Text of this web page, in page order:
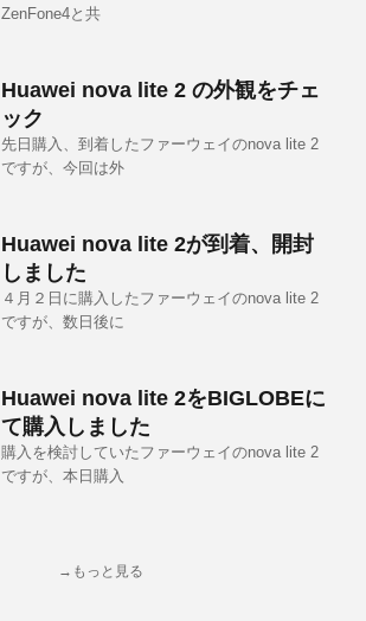
ZenFone4と共
Huawei nova lite 2 の外観をチェ
ック
先日購入、到着したファーウェイのnova lite 2
ですが、今回は外
Huawei nova lite 2が到着、開封
しました
４月２日に購入したファーウェイのnova lite 2
ですが、数日後に
Huawei nova lite 2をBIGLOBEに
て購入しました
購入を検討していたファーウェイのnova lite 2
ですが、本日購入
→もっと見る